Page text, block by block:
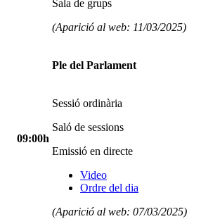
Sala de grups
(Aparició al web: 11/03/2025)
09:00h
Ple del Parlament
Sessió ordinària
Saló de sessions
Emissió en directe
Video
Ordre del dia
(Aparició al web: 07/03/2025)